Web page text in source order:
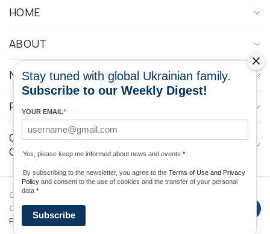
HOME
ABOUT
NEWS
PROGRAMS
CONTACTOS DE LOS MEDIOS DE
COMUNICACIÓN
Copyright © 2026 Ukrainian World
Congress. Desarrollado por
Policy
Stay tuned with global Ukrainian family.
Subscribe to our Weekly Digest!
YOUR EMAIL*
Yes, please keep me informed about news and events *
By subscribing to the newsletter, you agree to the Terms of Use and Privacy
Policy and consent to the use of cookies and the transfer of your personal
data *
Subscribe